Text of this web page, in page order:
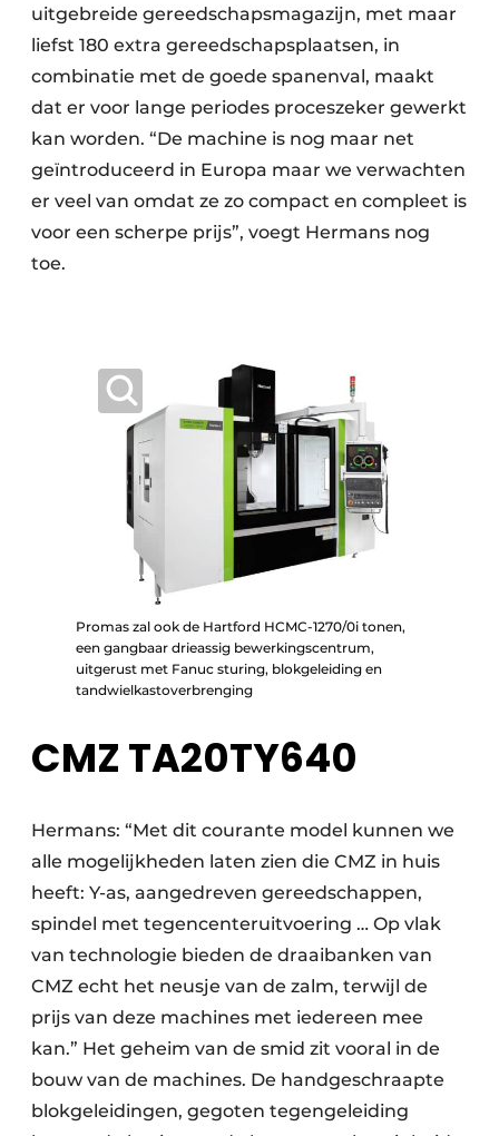
uitgebreide gereedschapsmagazijn, met maar
liefst 180 extra gereedschapsplaatsen, in
combinatie met de goede spanenval, maakt
dat er voor lange periodes proceszeker gewerkt
kan worden. “De machine is nog maar net
geïntroduceerd in Europa maar we verwachten
er veel van omdat ze zo compact en compleet is
voor een scherpe prijs”, voegt Hermans nog
toe.
Promas zal ook de Hartford HCMC-1270/0i tonen,
een gangbaar drieassig bewerkingscentrum,
uitgerust met Fanuc sturing, blokgeleiding en
tandwielkastoverbrenging
CMZ TA20TY640
Hermans: “Met dit courante model kunnen we
alle mogelijkheden laten zien die CMZ in huis
heeft: Y-as, aangedreven gereedschappen,
spindel met tegencenteruitvoering … Op vlak
van technologie bieden de draaibanken van
CMZ echt het neusje van de zalm, terwijl de
prijs van deze machines met iedereen mee
kan.” Het geheim van de smid zit vooral in de
bouw van de machines. De handgeschraapte
blokgeleidingen, gegoten tegengeleiding